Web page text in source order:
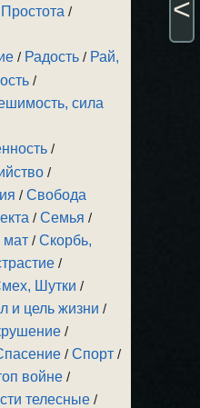
Простота /
/ Радость / Рай,
/
сила
/
/
/Свобода
/Семья /
мат /Скорбь,
/
Шутки /
и цель жизни /
/
/Спорт /
войне /
телесные /
<